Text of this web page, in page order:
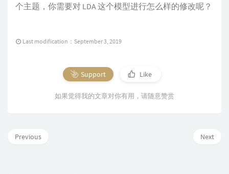
个主题，你需要对 LDA 这个模型进行怎么样的修改呢？
Last modification：September 3, 2019
Support Like
如果觉得我的文章对你有用，请随意赞赏
Next
Previous